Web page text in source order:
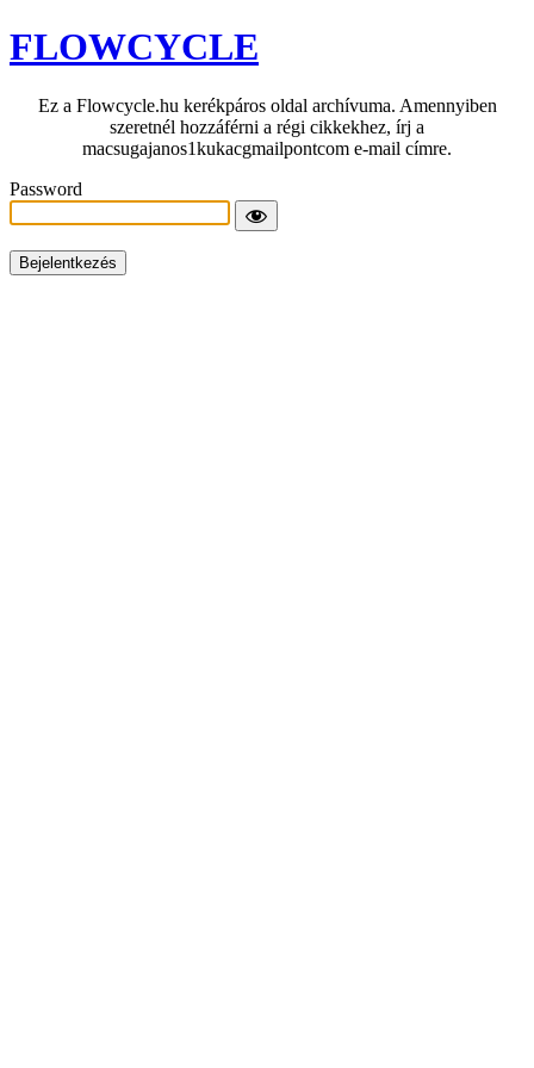
FLOWCYCLE
Ez a Flowcycle.hu kerékpáros oldal archívuma. Amennyiben
szeretnél hozzáférni a régi cikkekhez, írj a
macsugajanos1kukacgmailpontcom e-mail címre.
Password